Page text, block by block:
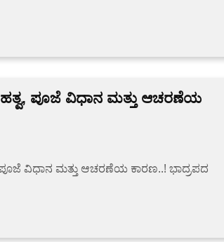
ಪೂಜೆ ವಿಧಾನ ಮತ್ತು ಆಚರಣೆಯ
ವಿಧಾನ ಮತ್ತು ಆಚರಣೆಯ ಕಾರಣ..! ಭಾದ್ರಪದ